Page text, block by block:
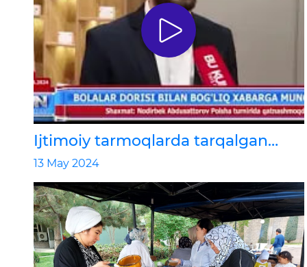
Ijtimoiy tarmoqlarda tarqalgan
Rinotin Kids haqidagi barcha
13 May 2024